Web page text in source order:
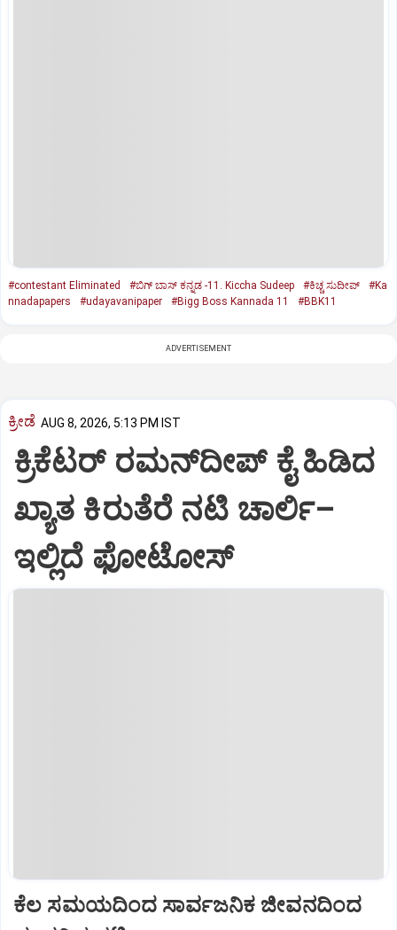
#contestant Eliminated #ಬಿಗ್‌ ಬಾಸ್‌ ಕನ್ನಡ -11. Kiccha Sudeep #ಕಿಚ್ಚ ಸುದೀಪ್‌
#Ka
nnadapapers
#udayavanipaper #Bigg Boss Kannada 11 #BBK11
ADVERTISEMENT
ಕ್ರೀಡೆ AUG 8, 2026, 5:13 PM IST
ಕ್ರಿಕೆಟರ್‌ ರಮನ್‌ದೀಪ್‌ ಕೈ ಹಿಡಿದ
ಖ್ಯಾತ ಕಿರುತೆರೆ ನಟಿ ಚಾರ್ಲಿ–
ಇಲ್ಲಿದೆ ಫೋಟೋಸ್
ಕೆಲ ಸಮಯದಿಂದ ಸಾರ್ವಜನಿಕ ಜೀವನದಿಂದ